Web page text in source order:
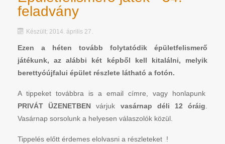
feladvány
Készült: 2014. április 27.
Ezen a héten tovább folytatódik épületfelismerő
játékunk, az alábbi két képből kell kitalálni, melyik
berettyóújfalui épület részlete látható a fotón.
A tippeket továbbra is a email címre, vagy honlapunk
PRIVÁT ÜZENETBEN várjuk vasárnap déli 12 óráig.
Vasárnap sorsolunk a helyesen válaszolók közül.
Tippelés előtt érdemes elolvasni a részleteket !